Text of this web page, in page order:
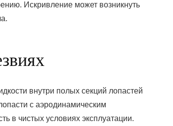
Искривление может возникнуть
частью вала.
внутри полых секций лопастей
с аэродинамическим
в чистых условиях эксплуатации.